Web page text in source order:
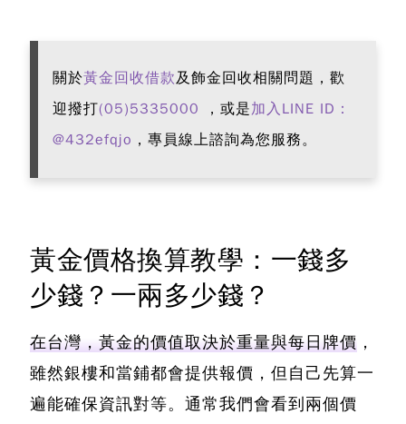
關於黃金回收借款及飾金回收相關問題，歡
迎撥打(05)5335000 ，或是加入LINE ID：
@432efqjo ，專員線上諮詢為您服務。
黃金價格換算教學：一錢多
少錢？一兩多少錢？
在台灣，黃金的價值取決於重量與每日牌價 ，
雖然銀樓和當鋪都會提供報價，但自己先算一
遍能確保資訊對等。通常我們會看到兩個價